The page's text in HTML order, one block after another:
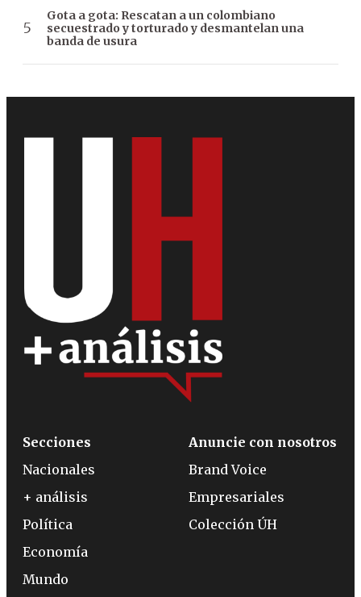
Gota a gota: Rescatan a un colombiano
secuestrado y torturado y desmantelan una
banda de usura
Secciones
Nacionales
+ análisis
Política
Economía
Mundo
Anuncie con nosotros
Brand Voice
Empresariales
Colección ÚH